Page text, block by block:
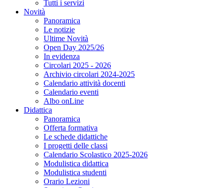
Tutti i servizi
Novità
Panoramica
Le notizie
Ultime Novità
Open Day 2025/26
In evidenza
Circolari 2025 - 2026
Archivio circolari 2024-2025
Calendario attività docenti
Calendario eventi
Albo onLine
Didattica
Panoramica
Offerta formativa
Le schede didattiche
I progetti delle classi
Calendario Scolastico 2025-2026
Modulistica didattica
Modulistica studenti
Orario Lezioni